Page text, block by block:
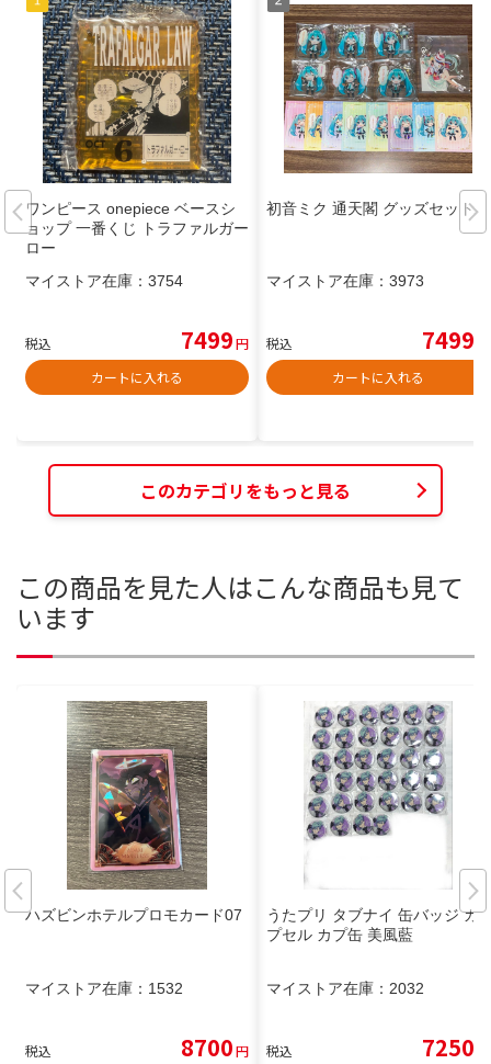
ワンピース onepiece ベースシ
ョップ 一番くじ トラファルガー
ロー
マイストア在庫： 3754
税込 7499円
カートに入れる
初音ミク 通天閣 グッズセット
マイストア在庫： 3973
税込 7499
カートに入れる
このカテゴリをもっと見る
この商品を見た人はこんな商品も見て
います
ハズビンホテルプロモカード07
マイストア在庫： 1532
税込 8700円
うたプリ タブナイ 缶バッジ カ
プセル カプ缶 美風藍
マイストア在庫： 2032
税込 7250